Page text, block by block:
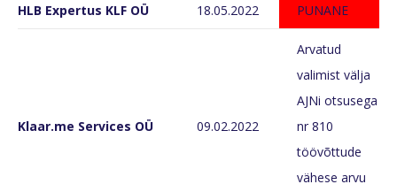
HLB Expertus KLF OÜ 18.05.2022 PUNANE
Klaar.me Services OÜ 09.02.2022
Arvatud
valimist välja
AJNi otsusega
nr 810
töövõttude
vähese arvu